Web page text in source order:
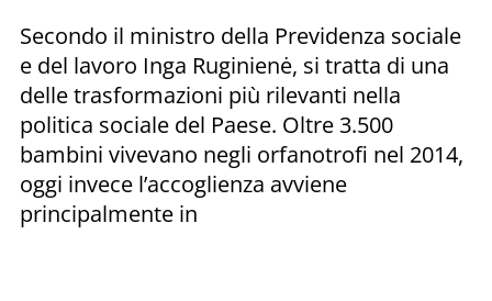
Secondo il ministro della Previdenza sociale
e del lavoro Inga Ruginienė, si tratta di una
delle trasformazioni più rilevanti nella
politica sociale del Paese. Oltre 3.500
bambini vivevano negli orfanotrofi nel 2014,
oggi invece l’accoglienza avviene
principalmente in